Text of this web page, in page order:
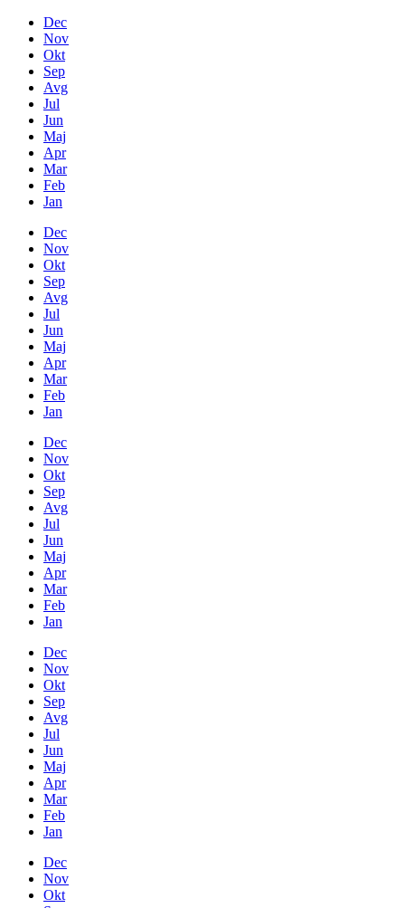
Dec
Nov
Okt
Sep
Avg
Jul
Jun
Maj
Apr
Mar
Feb
Jan
Dec
Nov
Okt
Sep
Avg
Jul
Jun
Maj
Apr
Mar
Feb
Jan
Dec
Nov
Okt
Sep
Avg
Jul
Jun
Maj
Apr
Mar
Feb
Jan
Dec
Nov
Okt
Sep
Avg
Jul
Jun
Maj
Apr
Mar
Feb
Jan
Dec
Nov
Okt